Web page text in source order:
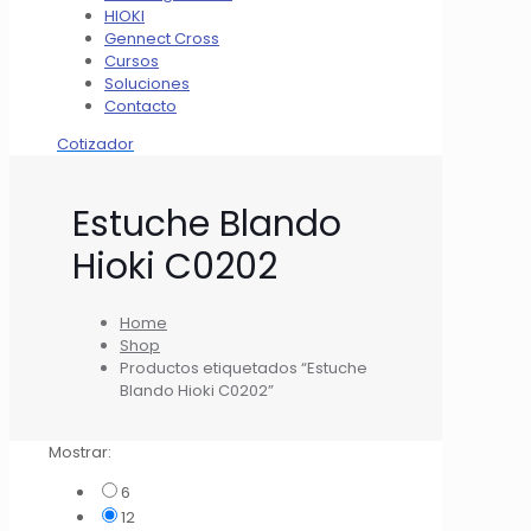
HIOKI
Gennect Cross
Cursos
Soluciones
Contacto
Cotizador
Estuche Blando
Hioki C0202
Home
Shop
Productos etiquetados “Estuche
Blando Hioki C0202”
Mostrar:
6
12